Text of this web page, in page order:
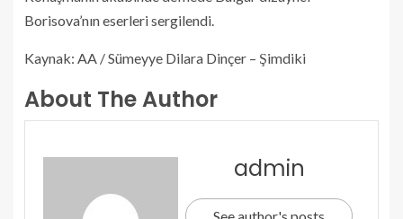
Borisova’nın eserleri sergilendi.
Kaynak: AA / Sümeyye Dilara Dinçer – Şimdiki
About The Author
admin